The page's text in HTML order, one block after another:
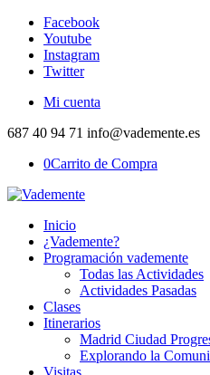
Facebook
Youtube
Instagram
Twitter
Mi cuenta
687 40 94 71 info@vademente.es
0Carrito de Compra
Inicio
¿Vademente?
Programación vademente
Todas las Actividades
Actividades Pasadas
Clases
Itinerarios
Madrid Ciudad
Explorando la
Visitas